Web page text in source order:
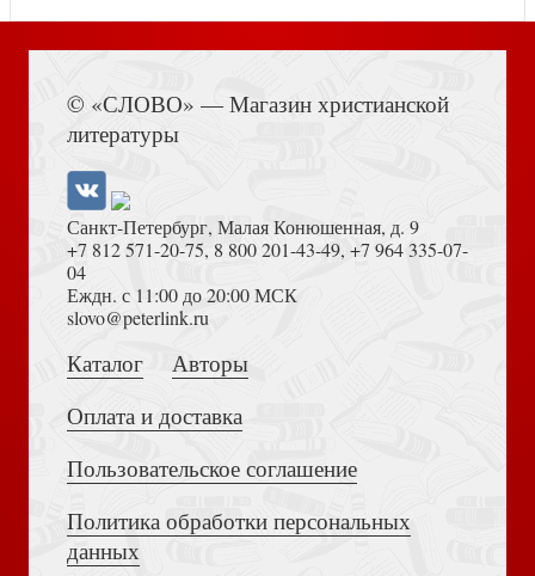
Духовное пробуждение в России
Библия каноническая (юбилейное издание, малый
Достоевский Ф.М. Сила и правда России (2024)
Толкование на Апокалипсис (Тихоний Африканский)
© «СЛОВО» — Магазин христианской
литературы
Санкт-Петербург, Малая Конюшенная, д. 9
+7 812 571-20-75, 8 800 201-43-49, +7 964 335-07-
04
Еждн. с 11:00 до 20:00 МСК
slovo@peterlink.ru
Каталог
Авторы
Оплата и доставка
Пользовательское соглашение
Политика обработки персональных
данных